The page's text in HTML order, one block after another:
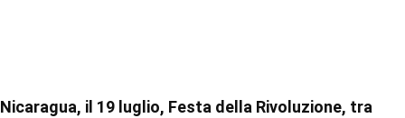
Nicaragua, il 19 luglio, Festa della Rivoluzione, tra